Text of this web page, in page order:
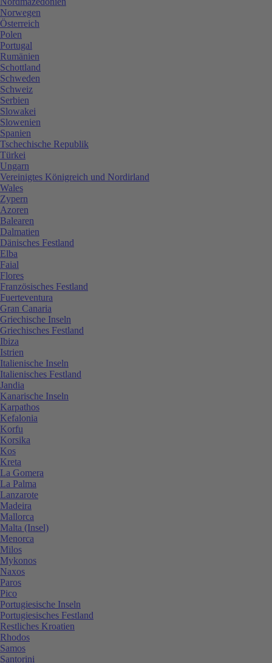
Norwegen
Österreich
Polen
Portugal
Rumänien
Schottland
Schweden
Schweiz
Serbien
Slowakei
Slowenien
Spanien
Tschechische Republik
Türkei
Ungarn
Vereinigtes Königreich und Nordirland
Wales
Zypern
Azoren
Balearen
Dalmatien
Dänisches Festland
Elba
Faial
Flores
Französisches Festland
Fuerteventura
Gran Canaria
Griechische Inseln
Griechisches Festland
Ibiza
Istrien
Italienische Inseln
Italienisches Festland
Jandia
Kanarische Inseln
Karpathos
Kefalonia
Korfu
Korsika
Kos
Kreta
La Gomera
La Palma
Lanzarote
Madeira
Mallorca
Malta (Insel)
Menorca
Milos
Mykonos
Naxos
Paros
Pico
Portugiesische Inseln
Portugiesisches Festland
Restliches Kroatien
Rhodos
Samos
Santorini